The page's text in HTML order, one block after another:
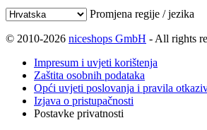
Promjena regije / jezika
© 2010-2026 niceshops GmbH - All rights
Impresum i uvjeti korištenja
Zaštita osobnih podataka
Opći uvjeti poslovanja i pravila
Izjava o pristupačnosti
Postavke privatnosti